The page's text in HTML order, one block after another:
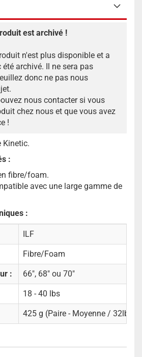
est archivé !
n'est plus disponible et a
été archivé. Il ne sera pas
donc ne pas nous
nous contacter si vous
chez nous et que vous avez
!
Kinetic.
:
fibre/foam.
avec une large gamme de
:
ILF
Fibre/Foam
: 66", 68" ou 70"
18 - 40 lbs
425 g (Paire - Moyenne / 32lbs)